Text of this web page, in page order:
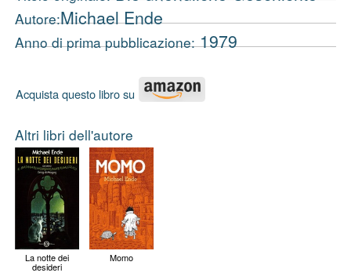
Autore:Michael Ende
Anno di prima pubblicazione:1979
Acquista questo libro su
Altri libri dell'autore
La notte dei
desideri
Momo